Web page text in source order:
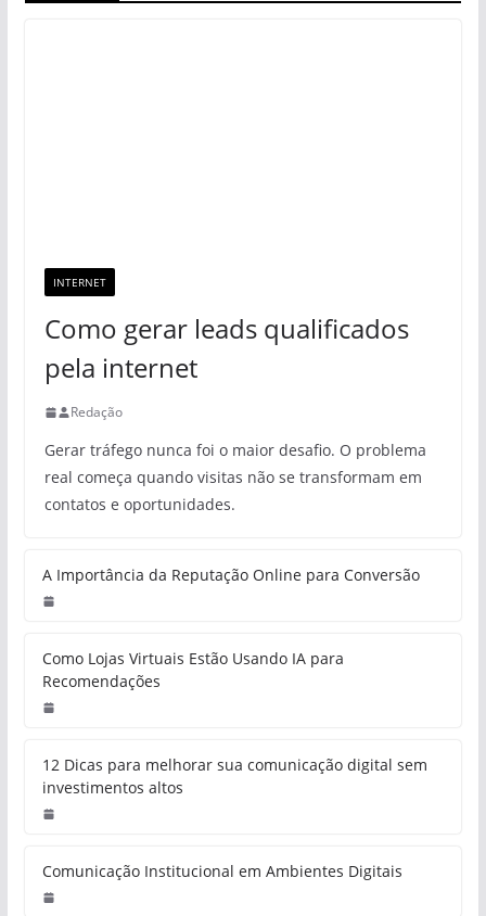
INTERNET
Como gerar leads qualificados
pela internet
Redação
Gerar tráfego nunca foi o maior desafio. O problema
real começa quando visitas não se transformam em
contatos e oportunidades.
A Importância da Reputação Online para Conversão
Como Lojas Virtuais Estão Usando IA para
Recomendações
12 Dicas para melhorar sua comunicação digital sem
investimentos altos
Comunicação Institucional em Ambientes Digitais